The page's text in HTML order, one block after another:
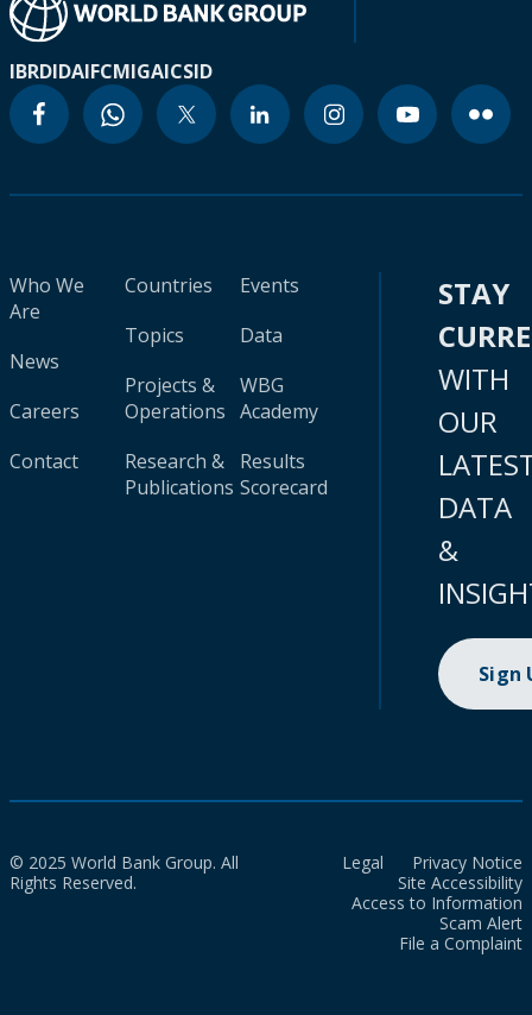
IBRDIDAIFCMIGAICSID
Who We
Are
News
Careers
Contact
Countries
Topics
Projects &
Operations
Research &
Publications
Events
Data
WBG
Academy
Results
Scorecard
STAY
WITH
OUR
DATA
&
Sign
© 2025 World Bank Group. All
Rights Reserved.
Legal
Privacy Notice
Site Accessibility
Access to Information
Scam Alert
File a Complaint